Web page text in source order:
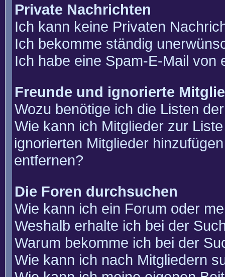
Private Nachrichten
Ich kann keine Privaten
Ich bekomme ständig
Ich habe eine Spam-E-Mail von
Freunde und ignorierte
Wozu benötige ich die Listen
Wie kann ich Mitglieder zur
ignorierten Mitglieder
entfernen?
Die Foren durchsuchen
Wie kann ich ein Forum oder
Weshalb erhalte ich bei der
Warum bekomme ich bei der
Wie kann ich nach Mitgliedern